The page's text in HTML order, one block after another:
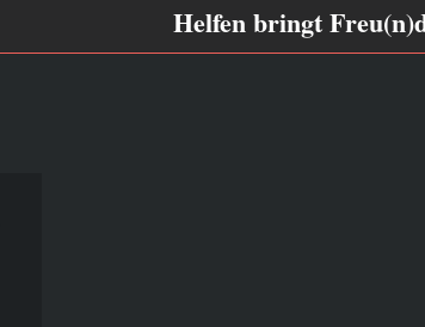
Helfen bringt